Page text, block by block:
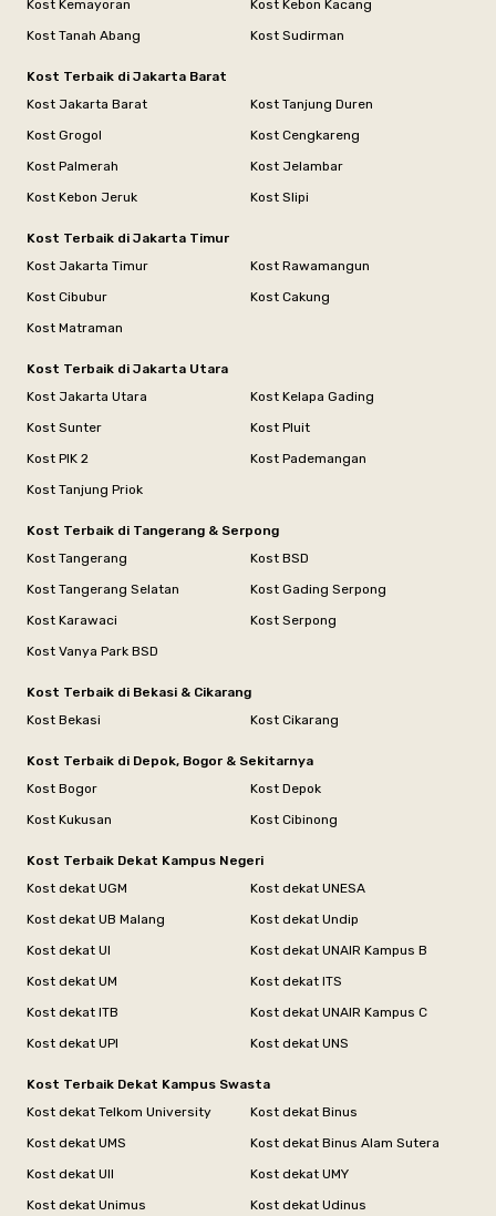
Kost Kemayoran
Kost Kebon Kacang
Kost Tanah Abang
Kost Sudirman
Kost Terbaik di Jakarta Barat
Kost Jakarta Barat
Kost Tanjung Duren
Kost Grogol
Kost Cengkareng
Kost Palmerah
Kost Jelambar
Kost Kebon Jeruk
Kost Slipi
Kost Terbaik di Jakarta Timur
Kost Jakarta Timur
Kost Rawamangun
Kost Cibubur
Kost Cakung
Kost Matraman
Kost Terbaik di Jakarta Utara
Kost Jakarta Utara
Kost Kelapa Gading
Kost Sunter
Kost Pluit
Kost PIK 2
Kost Pademangan
Kost Tanjung Priok
Kost Terbaik di Tangerang & Serpong
Kost Tangerang
Kost BSD
Kost Tangerang Selatan
Kost Gading Serpong
Kost Karawaci
Kost Serpong
Kost Vanya Park BSD
Kost Terbaik di Bekasi & Cikarang
Kost Bekasi
Kost Cikarang
Kost Terbaik di Depok, Bogor & Sekitarnya
Kost Bogor
Kost Depok
Kost Kukusan
Kost Cibinong
Kost Terbaik Dekat Kampus Negeri
Kost dekat UGM
Kost dekat UNESA
Kost dekat UB Malang
Kost dekat Undip
Kost dekat UI
Kost dekat UNAIR Kampus B
Kost dekat UM
Kost dekat ITS
Kost dekat ITB
Kost dekat UNAIR Kampus C
Kost dekat UPI
Kost dekat UNS
Kost Terbaik Dekat Kampus Swasta
Kost dekat Telkom University
Kost dekat Binus
Kost dekat UMS
Kost dekat Binus Alam Sutera
Kost dekat UII
Kost dekat UMY
Kost dekat Unimus
Kost dekat Udinus